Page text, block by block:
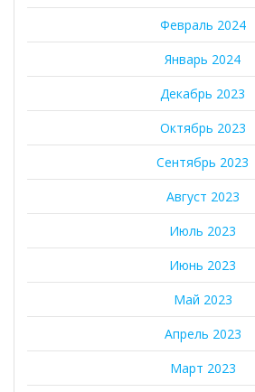
Февраль 2024
Январь 2024
Декабрь 2023
Октябрь 2023
Сентябрь 2023
Август 2023
Июль 2023
Июнь 2023
Май 2023
Апрель 2023
Март 2023